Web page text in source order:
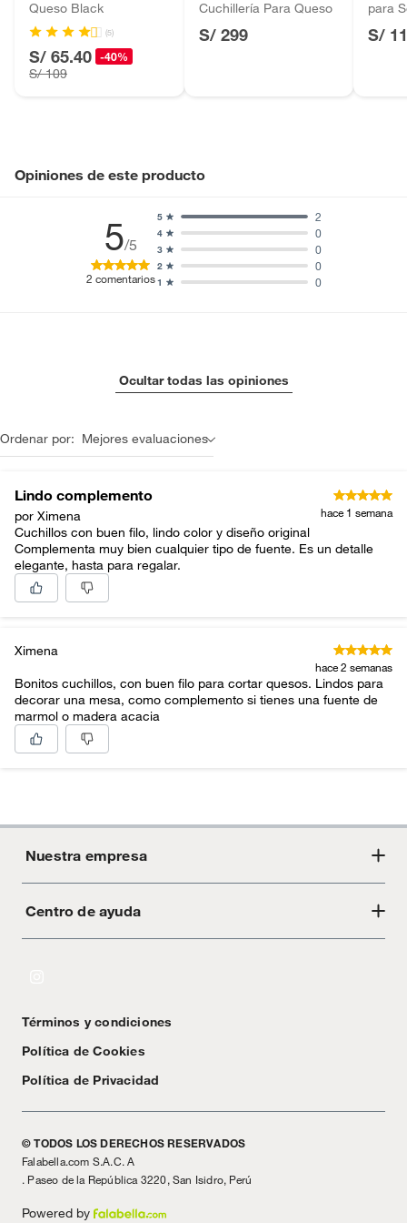
Licores y cigarros electrónicos.
Queso Black
(5)
S/ 65.40 -40%
S/ 109
Cuchillería Para Queso
S/ 299
para
S/
Opiniones de este producto
5/5
2 comentarios1 0
2 0
3 0
4 0
5 2
Ocultar todas las opiniones
Ordenar por: Mejores evaluaciones
Lindo complemento
por Ximena hace 1 semana
Cuchillos con buen filo, lindo color y diseño original
Complementa muy bien cualquier tipo de fuente. Es un detalle
elegante, hasta para regalar.
Ximena
hace 2 semanas
Bonitos cuchillos, con buen filo para cortar quesos. Lindos para
decorar una mesa, como complemento si tienes una fuente de
marmol o madera acacia
Nuestra empresa
Acerca de Crate
Centro de ayuda
Textos Legales
Términos y condiciones
Política de Cookies
Política de Privacidad
© TODOS LOS DERECHOS RESERVADOS
Falabella.com S.A.C. A
. Paseo de la República 3220, San Isidro, Perú
Powered by